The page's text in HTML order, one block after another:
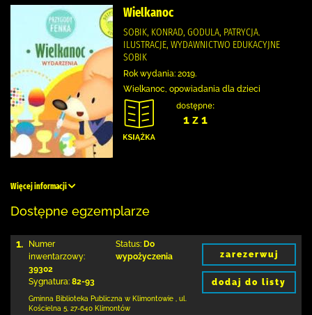
Wielkanoc
SOBIK, KONRAD, GODULA, PATRYCJA.
ILUSTRACJE, WYDAWNICTWO EDUKACYJNE
SOBIK
Rok wydania: 2019.
Wielkanoc, opowiadania dla dzieci
dostępne:
1 z 1
Więcej informacji
Dostępne egzemplarze
1.
Numer
inwentarzowy:
39302
Sygnatura: 82-93
Status: Do
wypożyczenia
Gminna Biblioteka Publiczna w Klimontowie
ul.
Kościelna 5 27-640 Klimontów
zarezerwuj
dodaj do listy